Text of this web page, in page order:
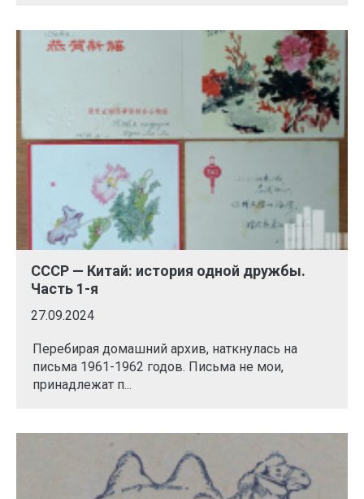
СССР — Китай: история одной дружбы.
Часть 1-я
27.09.2024
Перебирая домашний архив, наткнулась на
письма 1961-1962 годов. Письма не мои,
принадлежат п...